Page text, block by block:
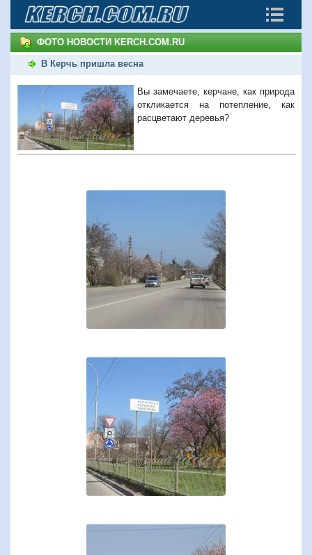
ФОТО НОВОСТИ KERCH.COM.RU
В Керчь пришла весна
Вы замечаете, керчане, как природа
откликается на потепление, как
расцветают деревья?